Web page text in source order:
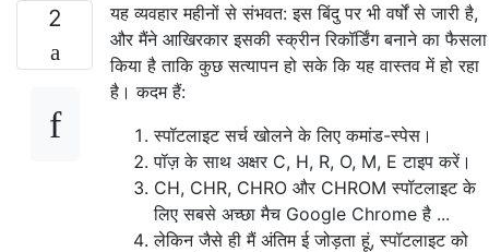
2
यह व्यवहार महीनों से संभवत: इस बिंदु पर भी वर्षों से जारी है,
और मैंने आखिरकार इसकी स्क्रीन रिकॉर्डिंग बनाने का फैसला
किया है ताकि कुछ सत्यापन हो सके कि यह वास्तव में हो रहा
है। कदम हैं:
स्पॉटलाइट सर्च खोलने के लिए कमांड-स्पेस।
पॉज़ के साथ अक्षर C, H, R, O, M, E टाइप करें।
CH, CHR, CHRO और CHROM स्पॉटलाइट के
लिए सबसे अच्छा मैच Google Chrome है ...
लेकिन जैसे ही मैं अंतिम ई जोड़ता हूं, स्पॉटलाइट को